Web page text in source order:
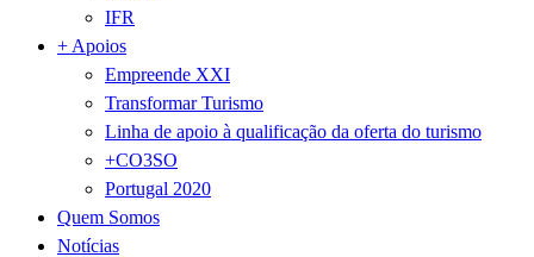
IFR
+ Apoios
Empreende XXI
Transformar Turismo
Linha de apoio à qualificação da oferta do turismo
+CO3SO
Portugal 2020
Quem Somos
Notícias